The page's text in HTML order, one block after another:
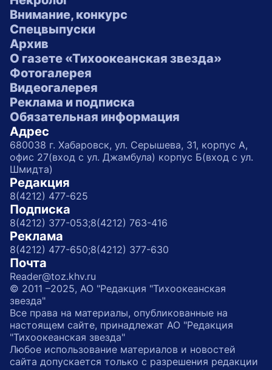
Внимание, конкурс
Спецвыпуски
Архив
О газете «Тихоокеанская звезда»
Фотогалерея
Видеогалерея
Реклама и подписка
Обязательная информация
Адрес
680038 г. Хабаровск, ул. Серышева, 31, корпус А,
офис 27(вход с ул. Джамбула) корпус Б(вход с ул.
Шмидта)
Редакция
8(4212) 477-625
Подписка
8(4212) 377-053;8(4212) 763-416
Реклама
8(4212) 477-650;8(4212) 377-630
Почта
Reader@toz.khv.ru
© 2011 –2025, АО "Редакция "Тихоокеанская
звезда"
Все права на материалы, опубликованные на
настоящем сайте, принадлежат АО "Редакция
"Тихоокеанская звезда"
Любое использование материалов и новостей
сайта допускается только с разрешения редакции